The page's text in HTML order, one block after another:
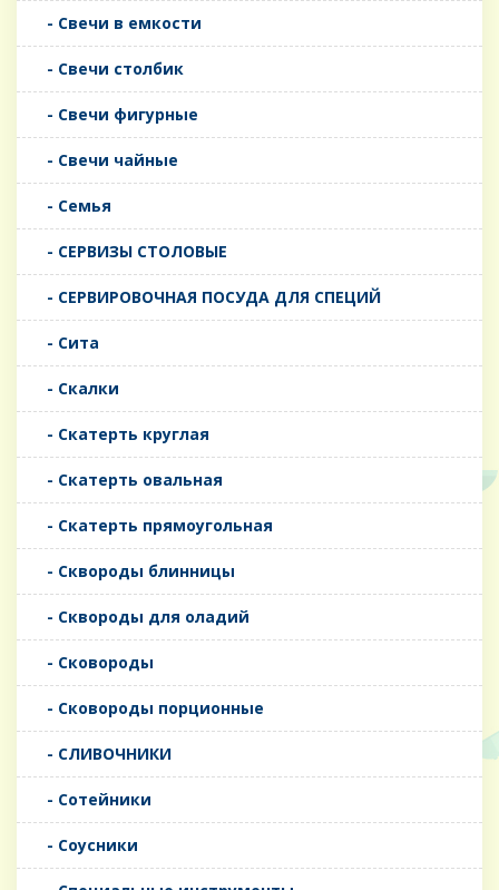
- Свечи в емкости
- Свечи столбик
- Свечи фигурные
- Свечи чайные
- Семья
- СЕРВИЗЫ СТОЛОВЫЕ
- СЕРВИРОВОЧНАЯ ПОСУДА ДЛЯ СПЕЦИЙ
- Сита
- Скалки
- Скатерть круглая
- Скатерть овальная
- Скатерть прямоугольная
- Сквороды блинницы
- Сквороды для оладий
- Сковороды
- Сковороды порционные
- СЛИВОЧНИКИ
- Сотейники
- Соусники